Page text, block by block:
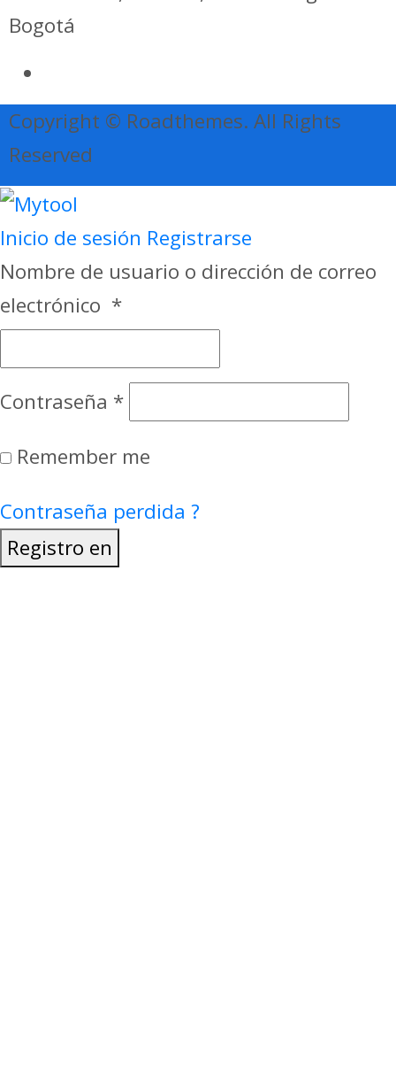
Bogotá
Copyright © Roadthemes. All Rights
Reserved
Inicio de sesión Registrarse
Nombre de usuario o dirección de correo
electrónico *
Contraseña *
Remember me
Contraseña perdida ?
Registro en